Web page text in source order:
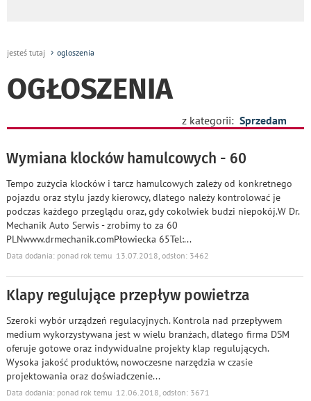
jesteś tutaj ogloszenia
OGŁOSZENIA
z kategorii: Sprzedam
Wymiana klocków hamulcowych - 60
Tempo zużycia klocków i tarcz hamulcowych zależy od konkretnego
pojazdu oraz stylu jazdy kierowcy, dlatego należy kontrolować je
podczas każdego przeglądu oraz, gdy cokolwiek budzi niepokój.W Dr.
Mechanik Auto Serwis - zrobimy to za 60
PLNwww.drmechanik.comPłowiecka 65Tel:...
Data dodania: ponad rok temu 13.07.2018, odsłon: 3462
Klapy regulujące przepływ powietrza
Szeroki wybór urządzeń regulacyjnych. Kontrola nad przepływem
medium wykorzystywana jest w wielu branżach, dlatego firma DSM
oferuje gotowe oraz indywidualne projekty klap regulujących.
Wysoka jakość produktów, nowoczesne narzędzia w czasie
projektowania oraz doświadczenie...
Data dodania: ponad rok temu 12.06.2018, odsłon: 3671